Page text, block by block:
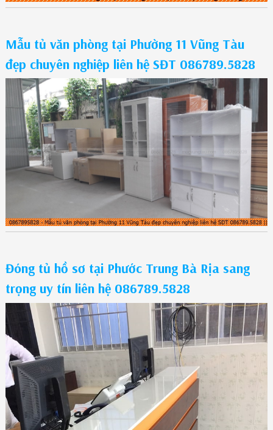
Mẫu tủ văn phòng tại Phường 11 Vũng Tàu
đẹp chuyên nghiệp liên hệ SĐT 086789.5828
Đóng tủ hồ sơ tại Phước Trung Bà Rịa sang
trọng uy tín liên hệ 086789.5828